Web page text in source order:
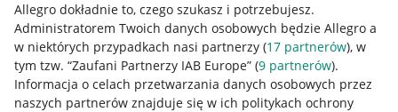
Allegro dokładnie to, czego szukasz i potrzebujesz.
Administratorem Twoich danych osobowych będzie Allegro a
w niektórych przypadkach nasi partnerzy (17 partnerów), w
tym tzw. “Zaufani Partnerzy IAB Europe” (9 partnerów).
Informacja o celach przetwarzania danych osobowych przez
naszych partnerów znajduje się w ich politykach ochrony
Przydatne informacje